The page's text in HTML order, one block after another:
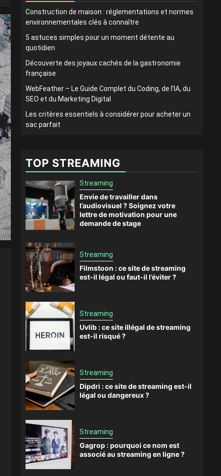
Construction de maison : réglementations et normes
environnementales clés à connaître
5 astuces simples pour un moment détente au
quotidien
Découverte des joyaux cachés de la gastronomie
française
WebFeather – Le Guide Complet du Coding, de l’IA, du
SEO et du Marketing Digital
Les critères essentiels à considérer pour acheter un
sac parfait
TOP STREAMING
Streaming
Envie de travailler dans
l’audiovisuel ? Soignez votre
lettre de motivation pour une
demande de stage
Streaming
Filmstoon : ce site de streaming
est-il légal ou faut-il l’éviter ?
Streaming
Uvlib : ce site illégal de streaming
est-il risqué ?
Streaming
Dipdri : ce site de streaming est-il
légal ou dangereux ?
Streaming
Gagrop : pourquoi ce nom est
associé au streaming en ligne ?